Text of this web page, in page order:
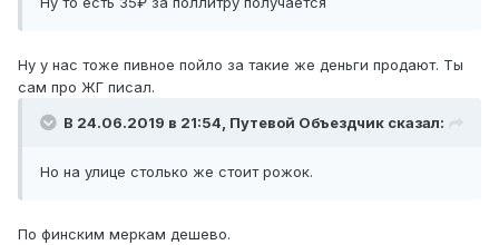
Ну у нас тоже пивное пойло за такие же деньги продают. Ты
сам про ЖГ писал.
В 24.06.2019 в 21:54, Путевой Объездчик сказал:
Но на улице столько же стоит рожок.
По финским меркам дешево.